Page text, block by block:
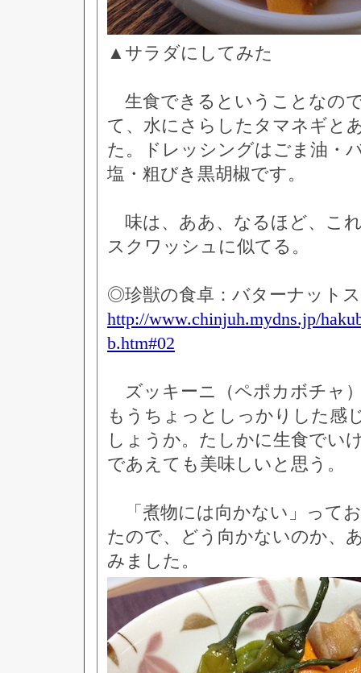
▲サラダにしてみた
生食できるということなの
て、水にさらしたタマネギと
た。ドレッシングはごま油・
塩・粗びき黒胡椒です。
味は、ああ、なるほど、こ
スクワッシュに似てる。
◎珍獣の食卓：バターナット
http://www.chinjuh.mydns.jp/
b.htm#02
ズッキーニ（ペポカボチャ
もうちょっとしっかりした感
しょうか。たしかに生食でい
であえても美味しいと思う。
「煮物には向かない」って
たので、どう向かないのか、
みました。